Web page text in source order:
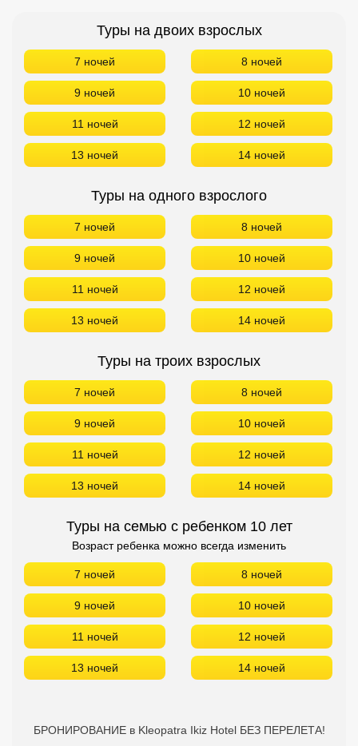
Туры на двоих взрослых
7 ночей 8 ночей
9 ночей 10 ночей
11 ночей 12 ночей
13 ночей 14 ночей
Туры на одного взрослого
7 ночей 8 ночей
9 ночей 10 ночей
11 ночей 12 ночей
13 ночей 14 ночей
Туры на троих взрослых
7 ночей 8 ночей
9 ночей 10 ночей
11 ночей 12 ночей
13 ночей 14 ночей
Туры на семью с ребенком 10 лет
Возраст ребенка можно всегда изменить
7 ночей 8 ночей
9 ночей 10 ночей
11 ночей 12 ночей
13 ночей 14 ночей
БРОНИРОВАНИЕ в Kleopatra Ikiz Hotel БЕЗ ПЕРЕЛЕТА!
Сетевые отели Маврикия